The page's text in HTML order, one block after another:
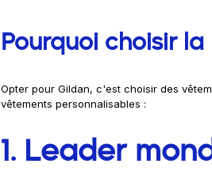
Pourquoi choisir
Opter pour Gildan, c'est choisir des
vêtements personnalisables :
1. Leader